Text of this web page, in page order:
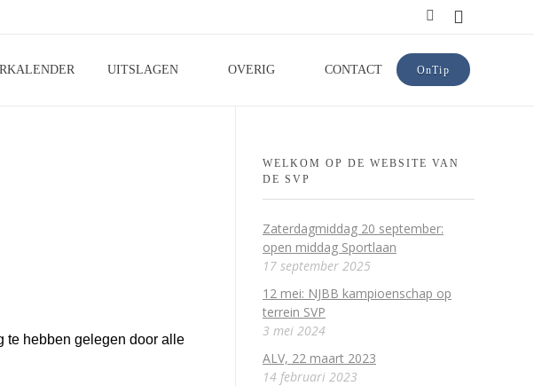
OnTip
UITSLAGEN OVERIG CONTACT
te hebben gelegen door alle
WELKOM OP DE WEBSITE VAN
DE SVP
Zaterdagmiddag 20 september:
open middag Sportlaan
17 september 2025
12 mei: NJBB kampioenschap op
terrein SVP
3 mei 2024
ALV, 22 maart 2023
14 februari 2023